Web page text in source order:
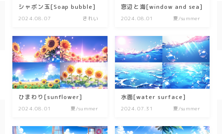
街並み
施設
レストラン/カフェ
田舎
病院
神社/寺院
街
シャボン玉[Soap bubble]
2024.08.07 きれい
窓辺と海[window and sea]
2024.08.01 夏/summer
ひまわり[sunflower]
2024.08.01 夏/summer
水面[water surface]
2024.07.31 夏/summer